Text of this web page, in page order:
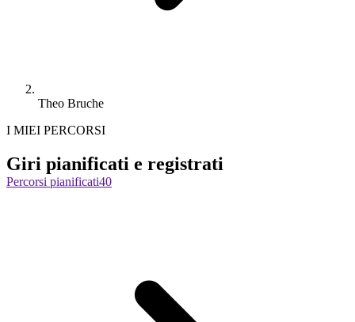
Theo Bruche
I MIEI PERCORSI
Giri pianificati e registrati
Percorsi pianificati40